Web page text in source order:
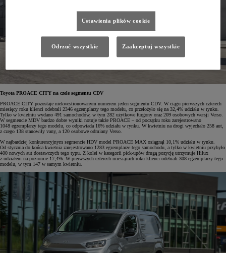
Toyota PROACE CITY na czele segmentu CDV
PROACE CITY pozostaje niekwestionowanym numerem jeden segmentu CDV. W ciągu pierwszych czterech
miesięcy roku klienci odebrali 2346 egzemplarzy tego modelu, co przełożyło się na 32,4% udziału w rynku.
Tylko w kwietniu wydano 491 samochodów, w tym 282 użytkowe furgony oraz 209 osobowych wersji Verso.
W segmencie MDV bardzo dobre wyniki notuje także PROACE – od początku roku zarejestrowano
1048 egzemplarzy tego modelu, co odpowiada 16% udziału w rynku. W kwietniu na drogi wyjechało 258 aut,
z czego 138 stanowiły vany, a 120 osobowe odmiany Verso.
W najbardziej konkurencyjnym segmencie HDV model PROACE MAX osiągnął 10,1% udziału w rynku.
Od stycznia do końca kwietnia zarejestrowano 1283 egzemplarze tego samochodu, a tylko w kwietniu przybyło
400 nowych aut dostawczych tego typu. Z kolei w kategorii pick-upów drugą pozycję utrzymuje Hilux
z udziałem na poziomie 17,4%. W pierwszych czterech miesiącach roku klienci odebrali 308 egzemplarzy tego
modelu, w tym 147 w samym kwietniu.
Ustawienia plików cookie
Odrzuć wszystkie Zaakceptuj wszystkie